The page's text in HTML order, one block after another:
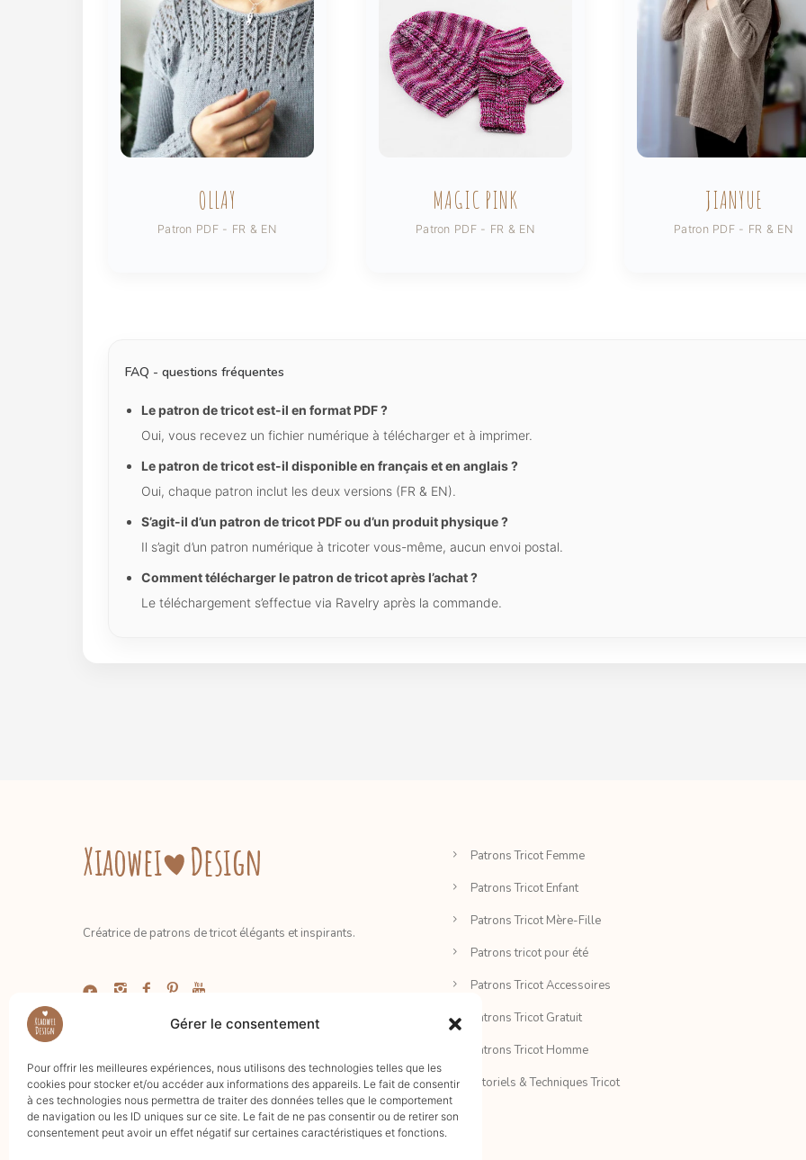
Gérer le consentement
Pour offrir les meilleures expériences, nous utilisons des technologies telles que les
cookies pour stocker et/ou accéder aux informations des appareils. Le fait de consentir
à ces technologies nous permettra de traiter des données telles que le comportement
de navigation ou les ID uniques sur ce site. Le fait de ne pas consentir ou de retirer son
consentement peut avoir un effet négatif sur certaines caractéristiques et fonctions.
OLLAY
Patron PDF - FR & EN
MAGIC PINK
Patron PDF - FR & EN
JIANYUE
Patron PDF - FR & EN
FAQ - questions fréquentes
Le patron de tricot est-il en format PDF ?
Oui, vous recevez un fichier numérique à télécharger et à imprimer.
Le patron de tricot est-il disponible en français et en anglais ?
Oui, chaque patron inclut les deux versions (FR & EN).
S’agit-il d’un patron de tricot PDF ou d’un produit physique ?
Il s’agit d’un patron numérique à tricoter vous-même, aucun envoi postal.
Comment télécharger le patron de tricot après l’achat ?
Le téléchargement s’effectue via Ravelry après la commande.
Créatrice de patrons de tricot élégants et inspirants.
Patrons Tricot Femme
Patrons Tricot Enfant
Patrons Tricot Mère-Fille
Patrons tricot pour été
Patrons Tricot Accessoires
Patrons Tricot Gratuit
Patrons Tricot Homme
Tutoriels & Techniques Tricot